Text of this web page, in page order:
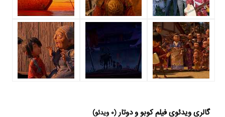
فعالیت 11ام بازیگران این اثر است. براساس امتیاز مردم فیلم کوبو و دوتار
بهترین اثرMinae Nojiو یکی از 4 اثر شاخص Minae Nojiدر حرفه بازیگری
محسوب می‌شود.
8 تن از بازیگران کوبو و دوتار، اولین فعالیت جدی بازیگری خود را در این اثر
تجربه کرده‌اند، در واقع در کوبو و دوتار 8 فیلم اولی بوده‌اند:
Alpha
Takahashi،Laura Miro،Luke Donaldson ،Aaron Aoki،Cary Y.
Alexander Rice
.
گالری ویدئوی فیلم کوبو و دوتار(0 ویدئو)